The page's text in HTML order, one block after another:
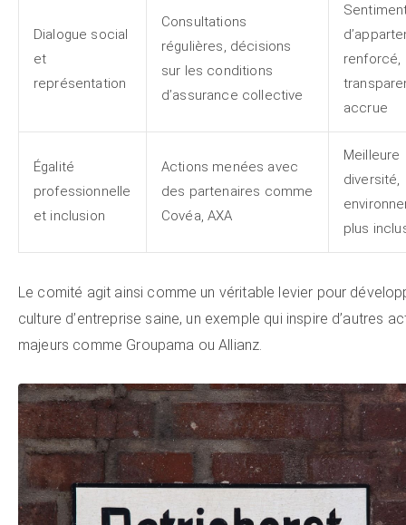
Dialogue social
et
représentation
Consultations
régulières, décisions
sur les conditions
d’assurance collective
renforcé,
accrue
Égalité
professionnelle
et inclusion
Actions menées avec
des partenaires comme
Covéa, AXA
Meilleure
diversité,
plus
Le comité agit ainsi comme un véritable levier pour
culture d’entreprise saine, un exemple qui inspire d’autres
majeurs comme Groupama ou Allianz.